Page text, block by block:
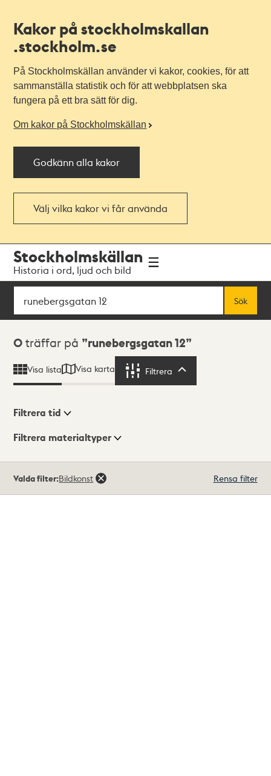
Kakor på stockholmskallan
.stockholm.se
På Stockholmskällan använder vi kakor, cookies, för att
sammanställa statistik och för att webbplatsen ska
fungera på ett bra sätt för dig.
Om kakor på Stockholmskällan
Godkänn alla kakor
Välj vilka kakor vi får använda
navigationen
huvudinnehållet
Stockholmskällan
Historia i ord, ljud och bild
Sök
Sök
Sökresultat
0 träffar på runebergsgatan 12
Visa lista Visa karta Filtrera
Visningsläge
Filtrera tid
Filtrera materialtyper
träffar
Valda filter:Bildkonst Rensa filter